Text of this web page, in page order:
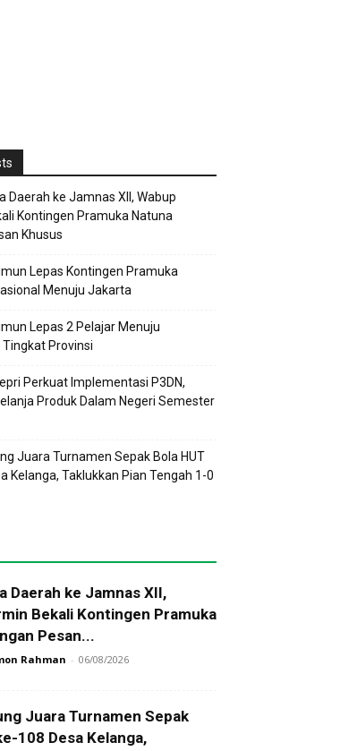
Daerah ke Jamnas XII, Wabup
Kontingen Pramuka Natuna
Khusus
Lepas Kontingen Pramuka
Menuju Jakarta
Lepas 2 Pelajar Menuju
Tingkat Provinsi
Perkuat Implementasi P3DN,
Produk Dalam Negeri Semester
Juara Turnamen Sepak Bola HUT
Kelanga, Taklukkan Pian Tengah 1-0
Daerah ke Jamnas XII,
Bekali Kontingen Pramuka
Pesan...
Rahman - 06/08/2026
Juara Turnamen Sepak
108 Desa Kelanga,